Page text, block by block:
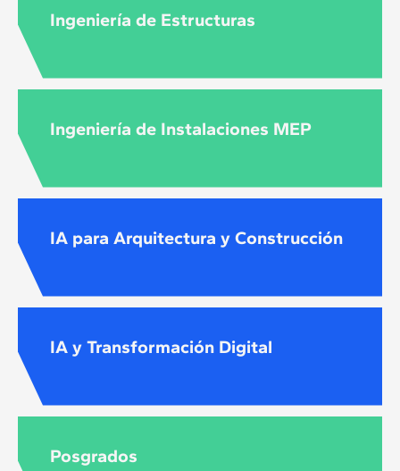
Ingeniería de Estructuras
Ingeniería de Instalaciones MEP
IA para Arquitectura y Construcción
IA y Transformación Digital
Posgrados